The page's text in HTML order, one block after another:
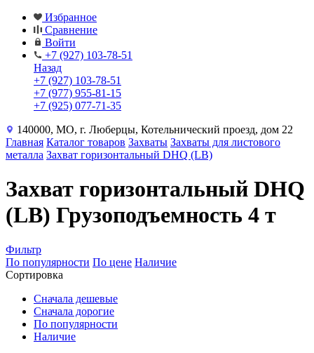
Избранное
Сравнение
Войти
+7 (927) 103-78-51
Назад
+7 (927) 103-78-51
+7 (977) 955-81-15
+7 (925) 077-71-35
140000, МО, г. Люберцы, Котельнический проезд, дом 22
Главная Каталог товаров Захваты Захваты для листового
металла Захват горизонтальный DHQ (LB)
Захват горизонтальный DHQ
(LB) Грузоподъемность 4 т
Фильтр
По популярности По цене Наличие
Сортировка
Сначала дешевые
Сначала дорогие
По популярности
Наличие